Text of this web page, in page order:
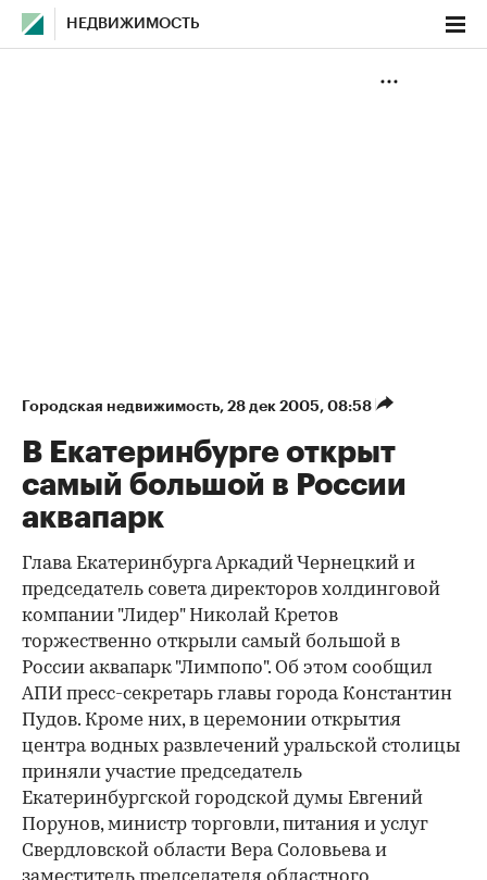
НЕДВИЖИМОСТЬ
Городская недвижимость⁠, 28 дек 2005, 08:58
В Екатеринбурге открыт
самый большой в России
аквапарк
Глава Екатеринбурга Аркадий Чернецкий и
председатель совета директоров холдинговой
компании "Лидер" Николай Кретов
торжественно открыли самый большой в
России аквапарк "Лимпопо". Об этом сообщил
АПИ пресс-секретарь главы города Константин
Пудов. Кроме них, в церемонии открытия
центра водных развлечений уральской столицы
приняли участие председатель
Екатеринбургской городской думы Евгений
Порунов, министр торговли, питания и услуг
Свердловской области Вера Соловьева и